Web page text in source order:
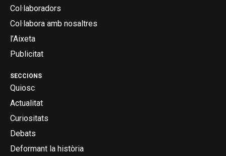
SECCIONS
Quiosc
Actualitat
Curiositats
Debats
Deformant la història
Col·laboradors
Col·labora amb nosaltres
l’Aixeta
Publicitat